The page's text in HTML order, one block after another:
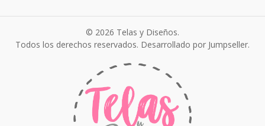
© 2026 Telas y Diseños.
Todos los derechos reservados. Desarrollado por Jumpseller.